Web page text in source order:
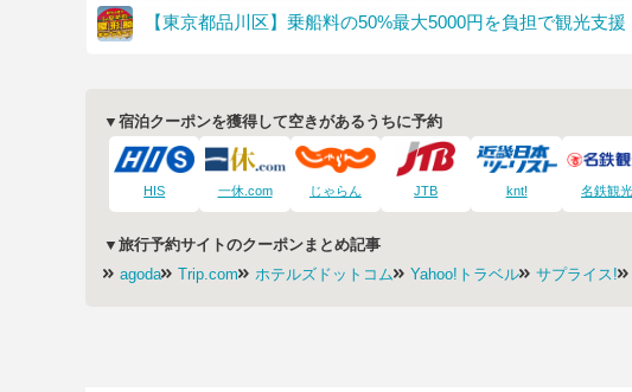
【東京都品川区】乗船料の50%最大5000円を負担で観光支援
▼宿泊クーポンを獲得して空きがあるうちに予約
HIS 一休.com じゃらん JTB knt! 名鉄観光
▼旅行予約サイトのクーポンまとめ記事
agoda
Trip.com ホテルズドットコム Yahoo!トラベル サプライス!